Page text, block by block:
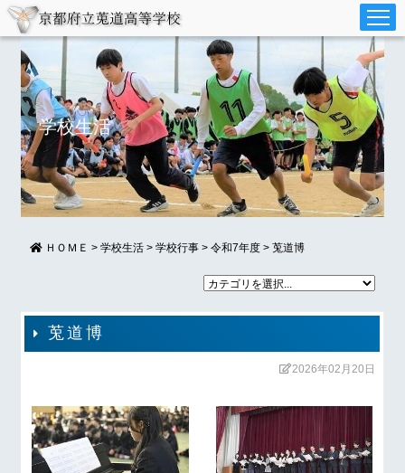
学校生活
ＨＯＭＥ > 学校生活 > 学校行事 > 令和7年度 > 莵道博
莵道博
2026年02月20日